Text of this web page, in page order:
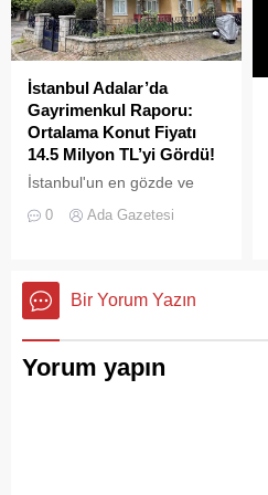
İstanbul Adalar’da
Gayrimenkul Raporu:
Ortalama Konut Fiyatı
14.5 Milyon TL’yi Gördü!
İstanbul'un en gözde ve
olan Adalar ilçesinde,
0 Ada Gazetesi
Bir Yorum Yazın
Yorum yapın